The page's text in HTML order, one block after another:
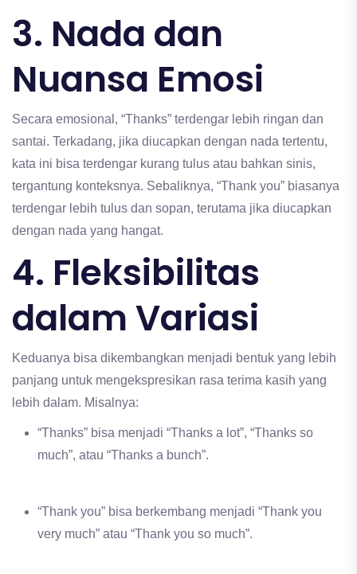
3. Nada dan
Nuansa Emosi
Secara emosional, “Thanks” terdengar lebih ringan dan
santai. Terkadang, jika diucapkan dengan nada tertentu,
kata ini bisa terdengar kurang tulus atau bahkan sinis,
tergantung konteksnya. Sebaliknya, “Thank you” biasanya
terdengar lebih tulus dan sopan, terutama jika diucapkan
dengan nada yang hangat.
4. Fleksibilitas
dalam Variasi
Keduanya bisa dikembangkan menjadi bentuk yang lebih
panjang untuk mengekspresikan rasa terima kasih yang
lebih dalam. Misalnya:
“Thanks” bisa menjadi “Thanks a lot”, “Thanks so
much”, atau “Thanks a bunch”.
“Thank you” bisa berkembang menjadi “Thank you
very much” atau “Thank you so much”.